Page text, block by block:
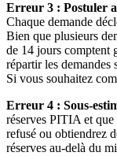
Erreur 3 : Postuler
Chaque demande
Bien que plusieurs
de 14 jours comptent
répartir les demandes
Si vous souhaitez
Erreur 4 : Sous-
réserves PITIA et que
refusé ou obtiendrez
réserves au-delà du